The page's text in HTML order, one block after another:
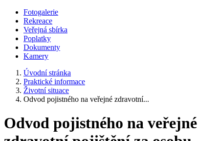
Fotogalerie
Rekreace
Veřejná sbírka
Poplatky
Dokumenty
Kamery
Úvodní stránka
Praktické informace
Životní situace
Odvod pojistného na veřejné zdravotní...
Odvod pojistného na veřejné